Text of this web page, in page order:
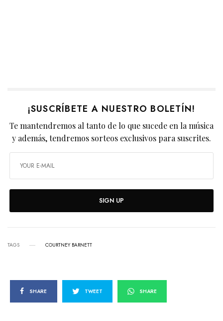
¡SUSCRÍBETE A NUESTRO BOLETÍN!
Te mantendremos al tanto de lo que sucede en la música
y además, tendremos sorteos exclusivos para suscrites.
SIGN UP
TAGS COURTNEY BARNETT
SHARE TWEET SHARE